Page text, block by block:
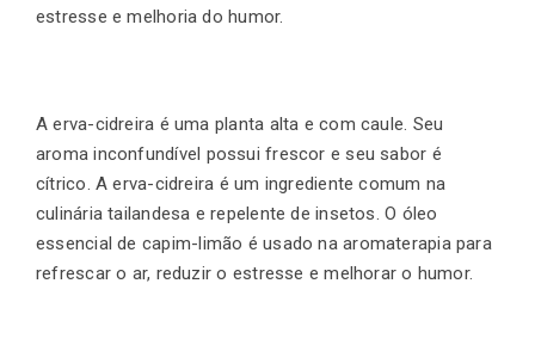
estresse e melhoria do humor.
A erva-cidreira é uma planta alta e com caule. Seu
aroma inconfundível possui frescor e seu sabor é
cítrico. A erva-cidreira é um ingrediente comum na
culinária tailandesa e repelente de insetos. O óleo
essencial de capim-limão é usado na aromaterapia para
refrescar o ar, reduzir o estresse e melhorar o humor.